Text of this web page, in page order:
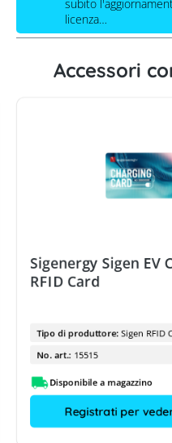
subito
licenza…
Accessori
Sigenergy Sigen EV
RFID Card
Tipo di produttore: Sigen RFID
No. art.: 15515
Disponibile a magazzino
Registrati per